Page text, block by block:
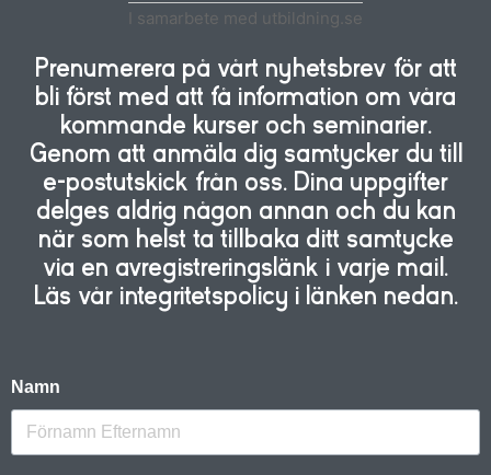
I samarbete med utbildning.se
Prenumerera på vårt nyhetsbrev för att
bli först med att få information om våra
kommande kurser och seminarier.
Genom att anmäla dig samtycker du till
e-postutskick från oss. Dina uppgifter
delges aldrig någon annan och du kan
när som helst ta tillbaka ditt samtycke
via en avregistreringslänk i varje mail.
Läs vår integritetspolicy i länken nedan.
Namn